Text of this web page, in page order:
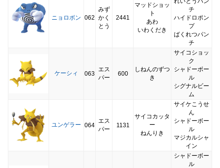
ニョロボン 062
みず
かく
とう
2441
マッドショッ
ト
あわ
いわくだき
チ
ハイドロポン
プ
ばくれつパン
チ
ケーシィ 063
エス
パー
600
しねんのずつ
き
サイコショッ
ク
シャドーボー
ル
シグナルビー
ム
ユンゲラー 064
エス
パー
1131
サイコカッタ
ー
ねんりき
サイケこうせ
ん
シャドーボー
ル
マジカルシャ
イン
シャドーボー
ル